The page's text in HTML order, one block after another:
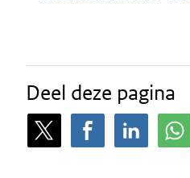
Deel deze pagina